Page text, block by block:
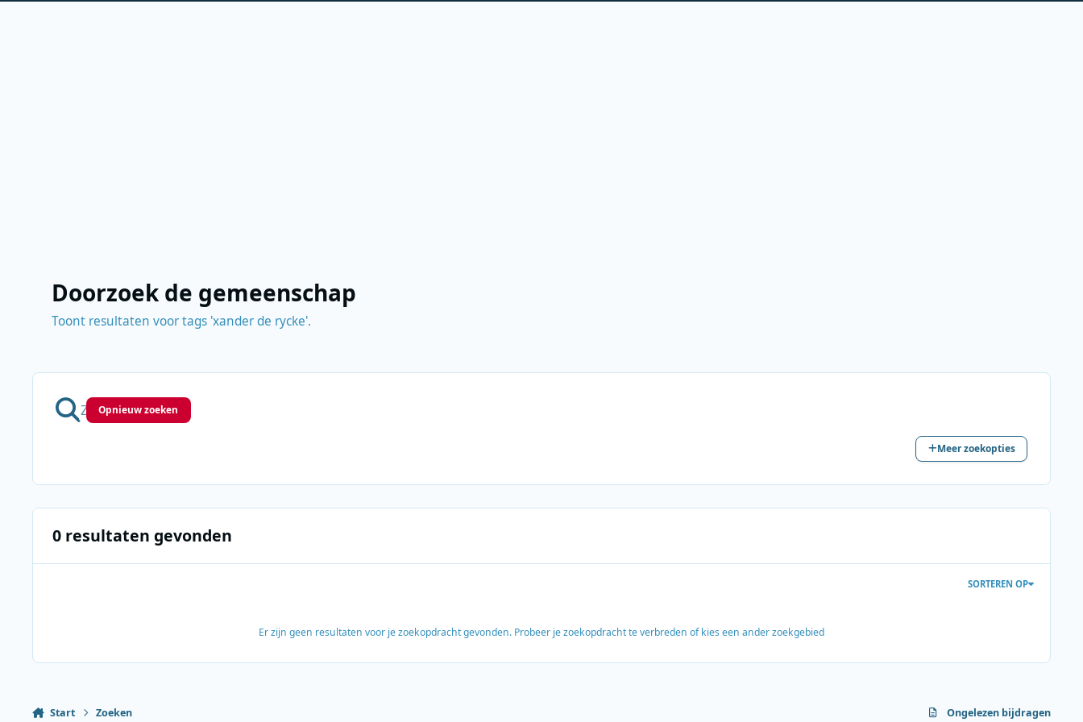
Doorzoek de gemeenschap
Toont resultaten voor tags 'xander de rycke'.
Opnieuw zoeken
Meer zoekopties
0 resultaten gevonden
SORTEREN OP
Er zijn geen resultaten voor je zoekopdracht gevonden. Probeer je zoekopdracht te verbreden of kies een ander zoekgebied
Start Zoeken Ongelezen bijdragen